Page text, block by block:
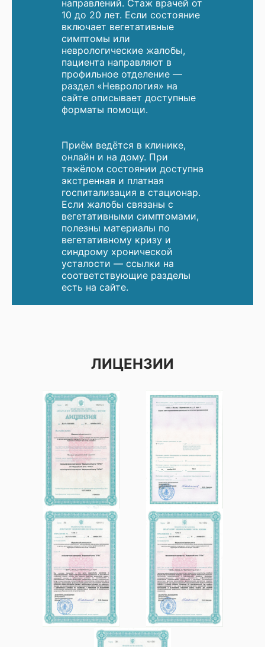
направлений. Стаж врачей от
10 до 20 лет. Если состояние
включает вегетативные
симптомы или
неврологические жалобы,
пациента направляют в
профильное отделение —
раздел «Неврология» на
сайте описывает доступные
форматы помощи.
Приём ведётся в клинике,
онлайн и на дому. При
тяжёлом состоянии доступна
экстренная и платная
госпитализация в стационар.
Если жалобы связаны с
вегетативными симптомами,
полезны материалы по
вегетативному кризу и
синдрому хронической
усталости — ссылки на
соответствующие разделы
есть на сайте.
ЛИЦЕНЗИИ